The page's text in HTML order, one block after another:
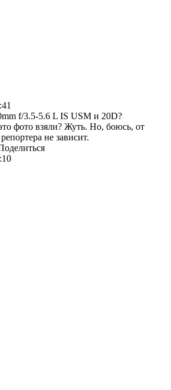
f/3.5-5.6 L IS USM и 20D?
фото взяли? Жуть. Но, боюсь, от
не зависит.